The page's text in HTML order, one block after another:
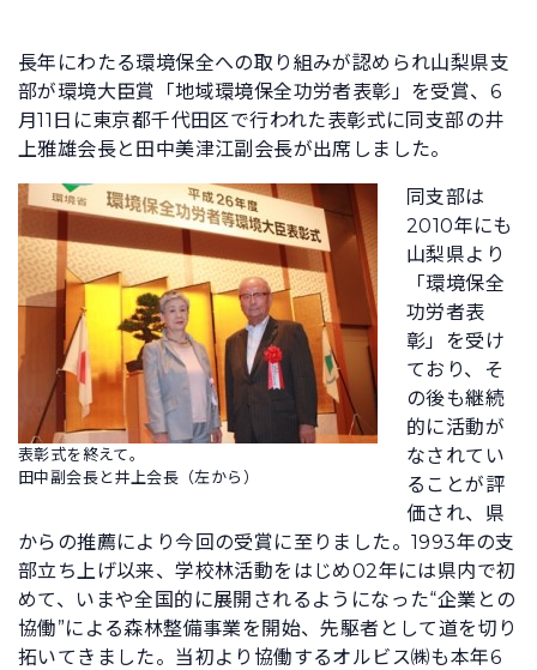
長年にわたる環境保全への取り組みが認められ山梨県支
部が環境大臣賞「地域環境保全功労者表彰」を受賞、6
月11日に東京都千代田区で行われた表彰式に同支部の井
上雅雄会長と田中美津江副会長が出席しました。
表彰式を終えて。
田中副会長と井上会長（左から）
同支部は
2010年にも
山梨県より
「環境保全
功労者表
彰」を受け
ており、そ
の後も継続
的に活動が
なされてい
ることが評
価され、県
からの推薦により今回の受賞に至りました。1993年の支
部立ち上げ以来、学校林活動をはじめ02年には県内で初
めて、いまや全国的に展開されるようになった“企業との
協働”による森林整備事業を開始、先駆者として道を切り
拓いてきました。当初より協働するオルビス㈱も本年6